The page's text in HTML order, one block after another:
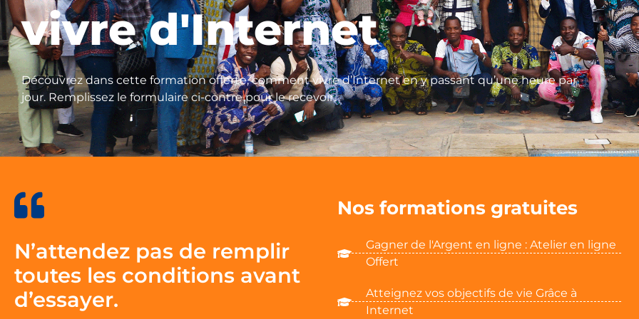
vivre d'Internet
Découvrez dans cette formation offerte, comment vivre d’Internet en y passant qu’une heure par
jour. Remplissez le formulaire ci-contre pour le recevoir.
N’attendez pas de remplir
toutes les conditions avant
d’essayer.
Nos formations gratuites
Gagner de l'Argent en ligne : Atelier en ligne
Offert
Atteignez vos objectifs de vie Grâce à
Internet